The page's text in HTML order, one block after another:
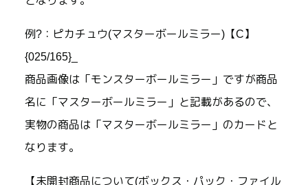
例?：ピカチュウ(マスターボールミラー)【C】
{025/165}_
商品画像は「モンスターボールミラー」ですが商品
名に「マスターボールミラー」と記載があるので、
実物の商品は「マスターボールミラー」のカードと
なります。
【未開封商品について(ボックス・パック・ファイル